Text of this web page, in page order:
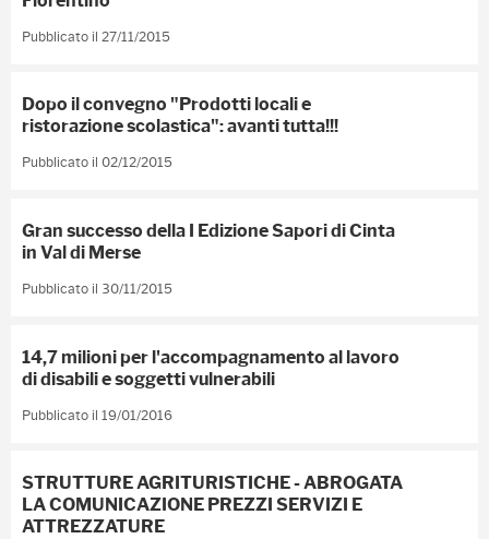
Pubblicato il 27/11/2015
Dopo il convegno "Prodotti locali e
ristorazione scolastica": avanti tutta!!!
Pubblicato il 02/12/2015
Gran successo della I Edizione Sapori di Cinta
in Val di Merse
Pubblicato il 30/11/2015
14,7 milioni per l'accompagnamento al lavoro
di disabili e soggetti vulnerabili
Pubblicato il 19/01/2016
STRUTTURE AGRITURISTICHE - ABROGATA
LA COMUNICAZIONE PREZZI SERVIZI E
ATTREZZATURE